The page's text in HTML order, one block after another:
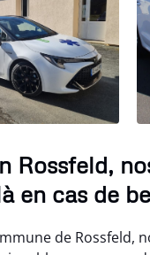
Rossfeld,
en cas de
de Rossfeld,